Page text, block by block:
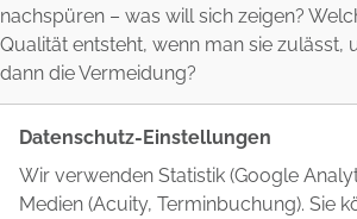
nachspüren – was will sich zeigen?
Qualität entsteht, wenn man sie zulässt,
dann die Vermeidung?
~ Dabei auch kleine Experimente
mehr Raum bekommt.
Datenschutz-Einstellungen
Wir verwenden Statistik (Google
Medien (Acuity, Terminbuchung). Sie